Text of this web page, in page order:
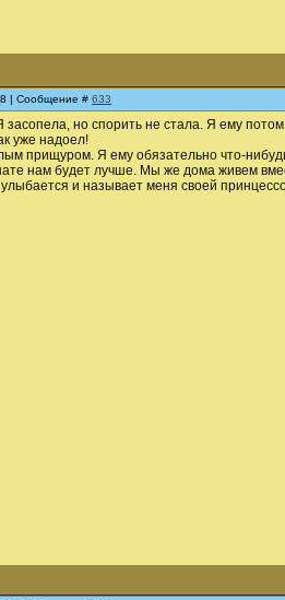
| Сообщение # 633
засопела, но спорить не стала. Я ему
уже надоел!
прищуром. Я ему обязательно что-
нам будет лучше. Мы же дома живем
и называет меня своей